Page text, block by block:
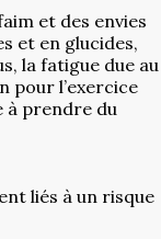
et des envies
et en glucides,
la fatigue due au
pour l’exercice
à prendre du
liés à un risque